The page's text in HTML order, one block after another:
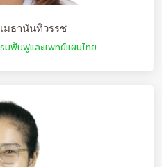
มธานันทิวรรช
มฟื้นฟูและแพทย์แผนไทย